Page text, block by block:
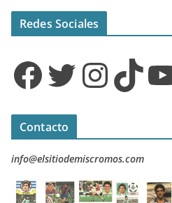
Redes Sociales
Facebook Twitter InstagramTikTok YouTube
Contacto
info@elsitiodemiscromos.com